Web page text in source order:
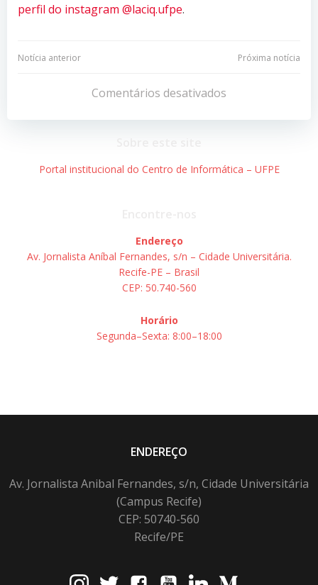
perfil do instagram @laciq.ufpe.
Navegação
Post
Notícia anterior
Navegação
de
Post
Próxima notícia
Comentários desativados
Portal institucional do Centro de Informática – UFPE
Endereço
Av. Jornalista Aníbal Fernandes, s/n – Cidade Universitária.
Recife-PE – Brasil
CEP: 50.740-560
Horário
Segunda–Sexta: 8:00–18:00
ENDEREÇO
Av. Jornalista Anibal Fernandes, s/n, Cidade Universitária
(Campus Recife)
CEP: 50740-560
Recife/PE